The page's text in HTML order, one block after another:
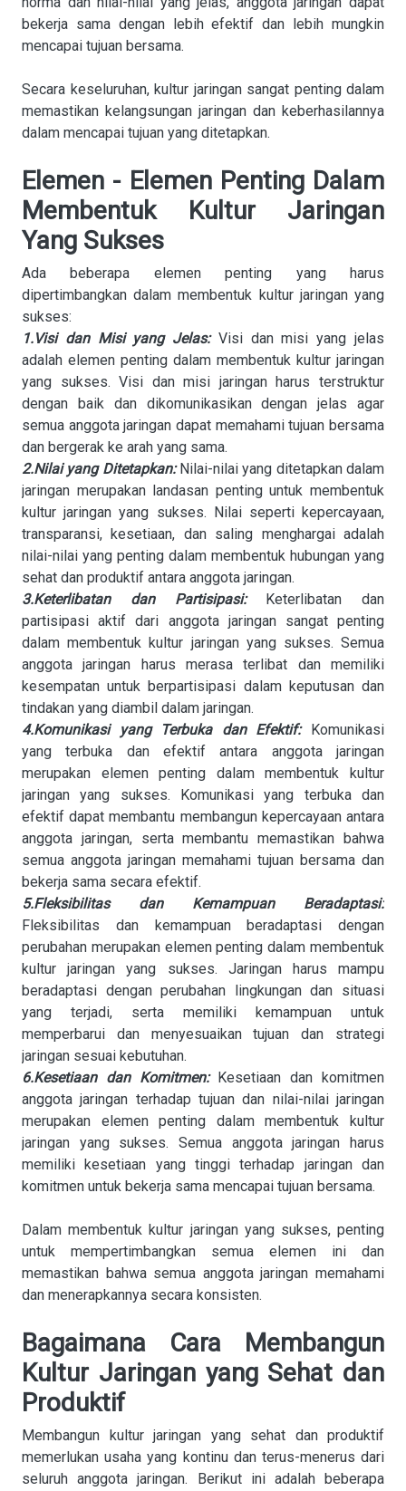
bekerja sama dengan lebih efektif dan lebih mungkin
mencapai tujuan bersama.
Secara keseluruhan, kultur jaringan sangat penting dalam
memastikan kelangsungan jaringan dan keberhasilannya
dalam mencapai tujuan yang ditetapkan.
Elemen - Elemen Penting Dalam
Membentuk Kultur Jaringan
Yang Sukses
Ada beberapa elemen penting yang harus
dipertimbangkan dalam membentuk kultur jaringan yang
sukses:
1.Visi dan Misi yang Jelas:Visi dan misi yang jelas
adalah elemen penting dalam membentuk kultur jaringan
yang sukses. Visi dan misi jaringan harus terstruktur
dengan baik dan dikomunikasikan dengan jelas agar
semua anggota jaringan dapat memahami tujuan bersama
dan bergerak ke arah yang sama.
2.Nilai yang Ditetapkan:Nilai-nilai yang ditetapkan dalam
jaringan merupakan landasan penting untuk membentuk
kultur jaringan yang sukses. Nilai seperti kepercayaan,
transparansi, kesetiaan, dan saling menghargai adalah
nilai-nilai yang penting dalam membentuk hubungan yang
sehat dan produktif antara anggota jaringan.
3.Keterlibatan dan Partisipasi:Keterlibatan dan
partisipasi aktif dari anggota jaringan sangat penting
dalam membentuk kultur jaringan yang sukses. Semua
anggota jaringan harus merasa terlibat dan memiliki
kesempatan untuk berpartisipasi dalam keputusan dan
tindakan yang diambil dalam jaringan.
4.Komunikasi yang Terbuka dan Efektif:Komunikasi
yang terbuka dan efektif antara anggota jaringan
merupakan elemen penting dalam membentuk kultur
jaringan yang sukses. Komunikasi yang terbuka dan
efektif dapat membantu membangun kepercayaan antara
anggota jaringan, serta membantu memastikan bahwa
semua anggota jaringan memahami tujuan bersama dan
bekerja sama secara efektif.
5.Fleksibilitas dan Kemampuan Beradaptasi:
Fleksibilitas dan kemampuan beradaptasi dengan
perubahan merupakan elemen penting dalam membentuk
kultur jaringan yang sukses. Jaringan harus mampu
beradaptasi dengan perubahan lingkungan dan situasi
yang terjadi, serta memiliki kemampuan untuk
memperbarui dan menyesuaikan tujuan dan strategi
jaringan sesuai kebutuhan.
6.Kesetiaan dan Komitmen:Kesetiaan dan komitmen
anggota jaringan terhadap tujuan dan nilai-nilai jaringan
merupakan elemen penting dalam membentuk kultur
jaringan yang sukses. Semua anggota jaringan harus
memiliki kesetiaan yang tinggi terhadap jaringan dan
komitmen untuk bekerja sama mencapai tujuan bersama.
Dalam membentuk kultur jaringan yang sukses, penting
untuk mempertimbangkan semua elemen ini dan
memastikan bahwa semua anggota jaringan memahami
dan menerapkannya secara konsisten.
Bagaimana Cara Membangun
Kultur Jaringan yang Sehat dan
Produktif
Membangun kultur jaringan yang sehat dan produktif
memerlukan usaha yang kontinu dan terus-menerus dari
seluruh anggota jaringan. Berikut ini adalah beberapa